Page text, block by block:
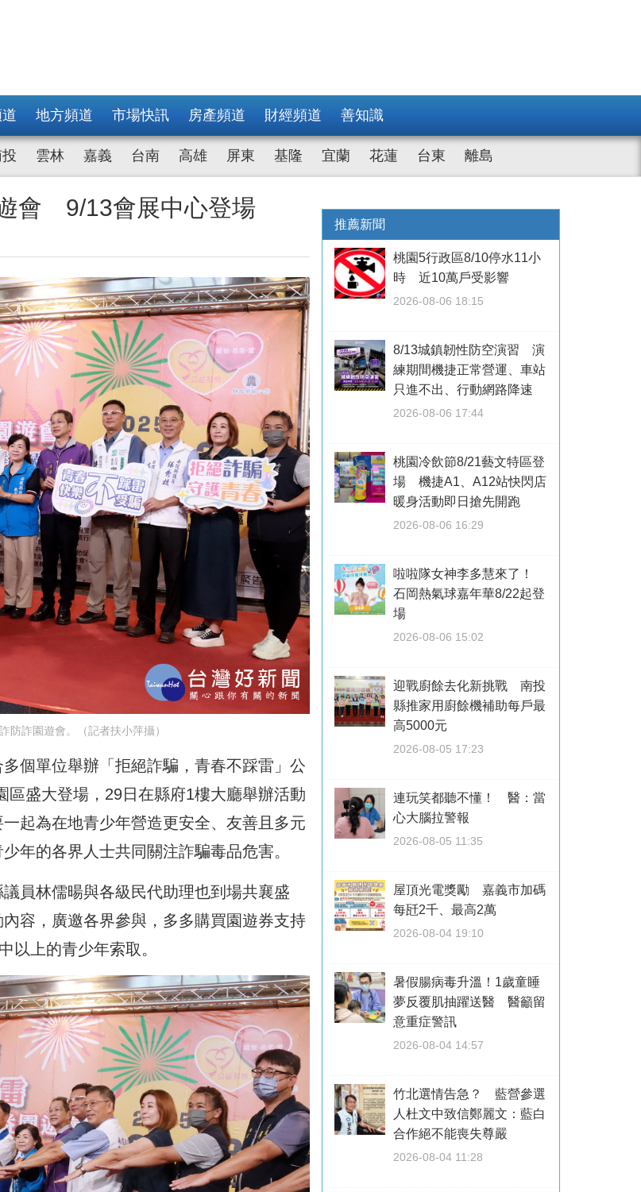
地方頻道 市場快訊 房產頻道 財經頻道 善知識
雲林 嘉義 台南 高雄 屏東 基隆 宜蘭 花蓮 台東 離島
會 9/13會展中心登場
防詐園遊會。（記者扶小萍攝）
個單位舉辦「拒絕詐騙，青春不踩雷」公
盛大登場，29日在縣府1樓大廳舉辦活動
起為在地青少年營造更安全、友善且多元
年的各界人士共同關注詐騙毒品危害。
員林儒暘與各級民代助理也到場共襄盛
容，廣邀各界參與，多多購買園遊券支持
以上的青少年索取。
推薦新聞
桃園5行政區8/10停水11小
時 近10萬戶受影響
2026-08-06 18:15
8/13城鎮韌性防空演習 演
練期間機捷正常營運、車站
只進不出、行動網路降速
2026-08-06 17:44
桃園冷飲節8/21藝文特區登
場 機捷A1、A12站快閃店
暖身活動即日搶先開跑
2026-08-06 16:29
啦啦隊女神李多慧來了！
石岡熱氣球嘉年華8/22起登
場
2026-08-06 15:02
迎戰廚餘去化新挑戰 南投
縣推家用廚餘機補助每戶最
高5000元
2026-08-05 17:23
連玩笑都聽不懂！ 醫：當
心大腦拉警報
2026-08-05 11:35
屋頂光電獎勵 嘉義市加碼
每瓩2千、最高2萬
2026-08-04 19:10
暑假腸病毒升溫！1歲童睡
夢反覆肌抽躍送醫 醫籲留
意重症警訊
2026-08-04 14:57
竹北選情告急？ 藍營參選
人杜文中致信鄭麗文：藍白
合作絕不能喪失尊嚴
2026-08-04 11:28